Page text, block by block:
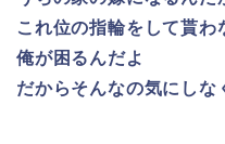
これ位の指輪をして貰わ
俺が困るんだよ
だからそんなの気にしな